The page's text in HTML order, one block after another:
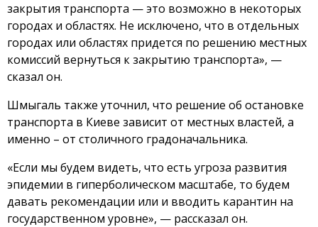
закрытия транспорта — это возможно в некоторых
городах и областях. Не исключено, что в отдельных
городах или областях придется по решению местных
комиссий вернуться к закрытию транспорта», —
сказал он.
Шмыгаль также уточнил, что решение об остановке
транспорта в Киеве зависит от местных властей, а
именно – от столичного градоначальника.
«Если мы будем видеть, что есть угроза развития
эпидемии в гиперболическом масштабе, то будем
давать рекомендации или и вводить карантин на
государственном уровне», — рассказал он.